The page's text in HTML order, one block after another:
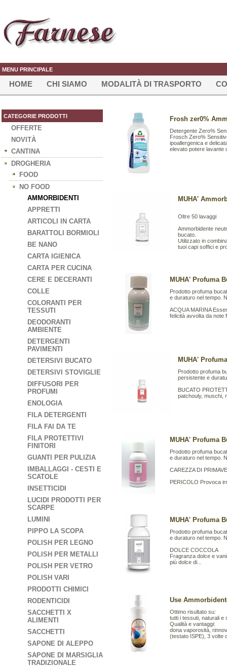
MENU PRINCIPALE
HOME CHI SIAMO MODALITÀ DI TRASPORTO
CATEGORIE PRODOTTI
OFFERTE
NOVITÀ
CANTINA
DROGHERIA
FOOD
NO FOOD
AMMORBIDENTI
APPRETTI
ARTICOLI IN CARTA
BARATTOLI BORMIOLI
BE NANO
CARTA IGIENICA
CARTA PER CUCINA
CERE E DECERANTI
COLLE
COLORANTI PER
TESSUTI
DEODORANTI
AMBIENTE
DETERGENTI
PAVIMENTI
DETERSIVI BUCATO
DETERSIVI STOVIGLIE
DIFFUSORI PER
PROFUMI
ENOLOGIA
FILA DETERGENTI
FILA FAI DA TE
FILA PROTETTIVI
FINITORI
GUANTI PER PULIZIA
IMBALLAGGI - CESTI E
SCATOLE
INSETTICIDI
LUCIDI PRODOTTI PER
SCARPE
LUMINI
PIPPO LA SCOPA
POLISH PER LEGNO
POLISH PER METALLI
POLISH PER VETRO
POLISH VARI
PRODOTTI CHIMICI
RODENTICIDI
SACCHETTI X
ALIMENTI
SACCHETTI
SAPONE DI ALEPPO
SAPONE DI MARSIGLIA
TRADIZIONALE
Frosh zer0%
Detergente Zero%
Frosch Zero%
ipoallergenica e
elevato potere lavante
MUHA'
Oltre 50 lavaggi
Ammorbidente
bucato.
Utilizzato in
tuoi capi soffici e
MUHA' Profuma
Prodotto profuma
e duraturo nel tempo.
ACQUA MARINA
felicità avvolta da note
MUHA'
Prodotto profuma
persistente e
BUCATO
patchouly, muschi,
MUHA' Profuma
Prodotto profuma
e duraturo nel tempo.
CAREZZA DI
PERICOLO Provoca
MUHA' Profuma
Prodotto profuma
e duraturo nel tempo.
DOLCE COCCOLA
Fragranza dolce e
più dolce di...
Use
Ottimo risultato su:
tutti i tessuti, naturali e
Qualità e vantaggi:
dona vaporosità,
(testato ISPE), 3 volte